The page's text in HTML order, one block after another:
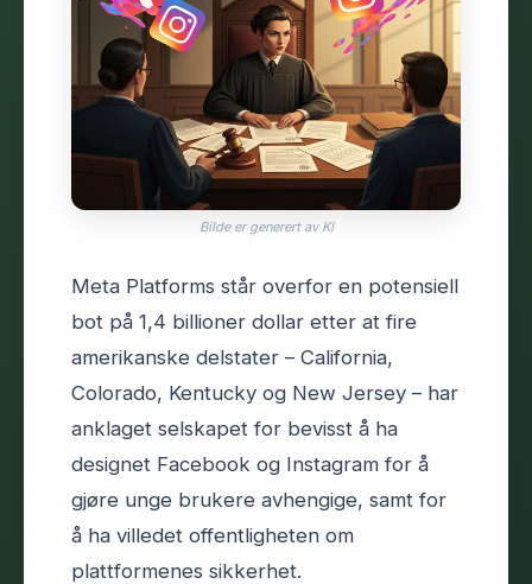
Bilde er generert av KI
Meta Platforms står overfor en potensiell
bot på 1,4 billioner dollar etter at fire
amerikanske delstater – California,
Colorado, Kentucky og New Jersey – har
anklaget selskapet for bevisst å ha
designet Facebook og Instagram for å
gjøre unge brukere avhengige, samt for
å ha villedet offentligheten om
plattformenes sikkerhet.